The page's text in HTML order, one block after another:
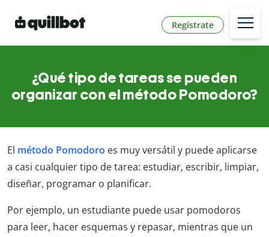
Regístrate
¿Qué tipo de tareas se pueden
organizar con el método Pomodoro?
El método Pomodoro es muy versátil y puede aplicarse
a casi cualquier tipo de tarea: estudiar, escribir, limpiar,
diseñar, programar o planificar.
Por ejemplo, un estudiante puede usar pomodoros
para leer, hacer esquemas y repasar, mientras que un